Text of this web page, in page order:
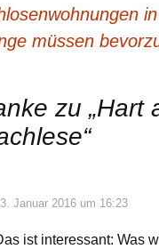
müssen
zu „Hart
“
Januar 2016 um 16:23
ist interessant: Was